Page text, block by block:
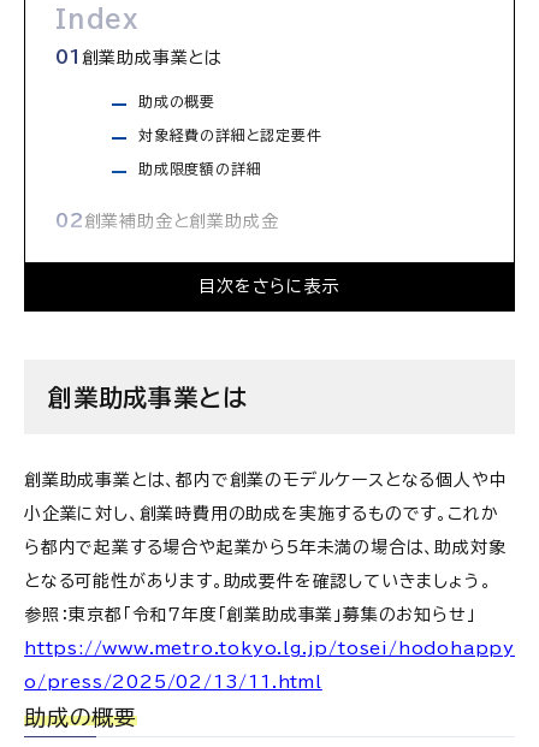
Index
目次をさらに表示
創業助成事業とは
助成の概要
対象経費の詳細と認定要件
助成限度額の詳細
創業補助金と創業助成金
創業助成事業申請に係る4つの要件
①都内で創業を予定しているまたは創業後5年未
③事業者等の要件を満たしていること
助成金受給までの流れ
創業助成事業とは
創業助成事業とは、都内で創業のモデルケースとなる個人や中
小企業に対し、創業時費用の助成を実施するものです。これか
ら都内で起業する場合や起業から5年未満の場合は、助成対象
となる可能性があります。助成要件を確認していきましょう。
参照：東京都「令和7年度「創業助成事業」募集のお知らせ」
https://www.metro.tokyo.lg.jp/tosei/hodohappy
o/press/2025/02/13/11.html
助成の概要